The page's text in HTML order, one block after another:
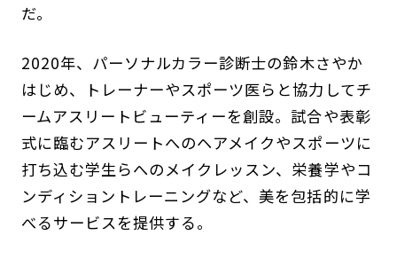
だ。
2020年、パーソナルカラー診断士の鈴木さやか
はじめ、トレーナーやスポーツ医らと協力してチ
ームアスリートビューティーを創設。試合や表彰
式に臨むアスリートへのヘアメイクやスポーツに
打ち込む学生らへのメイクレッスン、栄養学やコ
ンディショントレーニングなど、美を包括的に学
べるサービスを提供する。